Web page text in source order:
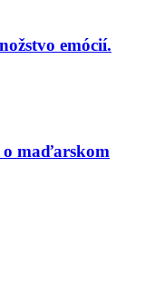
emócií.
maďarskom